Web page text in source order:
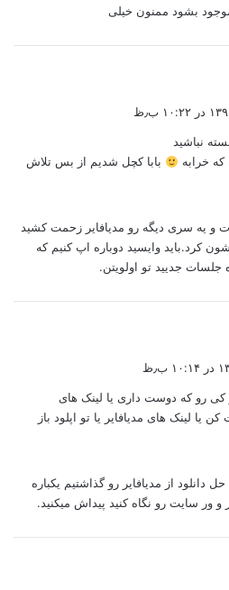
بشود ممنون خیلی
نباشید
که خرابه
بابا کچل شدیم از بس تلاش
و یه سری دیگه رو مدیافایر زحمت کشید
کرد.باید وایسید دوباره اپ کنیم که
جلسات جدیید تو اولویتن.
رو که دوست داری یا لینک های
یا لینک های مدیافایر یا تو اپلود باز
دانلود از مدیافایر رو گذاشتیم یکباره
و ور سایت رو نگاه کنید پیداش میکنید.